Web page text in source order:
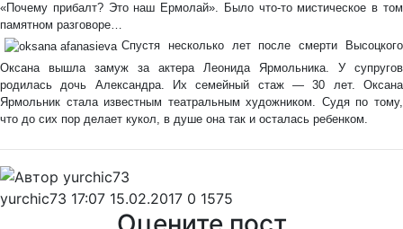
«Почему прибалт? Это наш Ермолай». Было что-то мистическое в том
памятном разговоре…
Спустя несколько лет после смерти Высоцкого
Оксана вышла замуж за актера Леонида Ярмольника. У супругов
родилась дочь Александра. Их семейный стаж — 30 лет. Оксана
Ярмольник стала известным театральным художником. Судя по тому,
что до сих пор делает кукол, в душе она так и осталась ребенком.
yurchic73 17:07 15.02.2017 0 1575